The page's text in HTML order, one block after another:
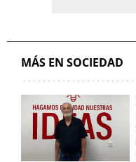
MÁS EN SOCIEDAD